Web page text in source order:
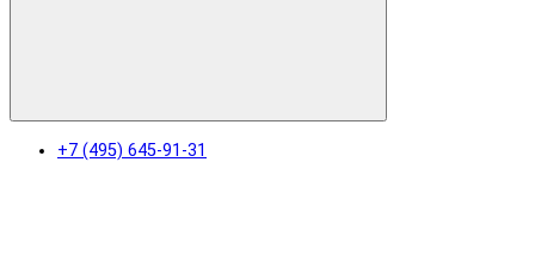
+7 (495) 645-91-31